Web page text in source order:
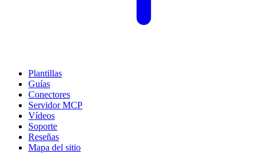
Plantillas
Guías
Conectores
Servidor MCP
Vídeos
Soporte
Reseñas
Mapa del sitio